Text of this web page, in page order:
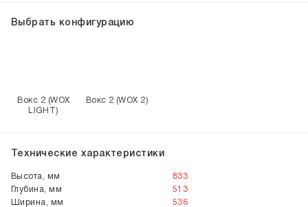
Выбрать конфигурацию
Вокс 2 (WOX
LIGHT)
Вокс 2 (WOX 2)
Технические характеристики
Высота, мм
833
Глубина, мм
513
Ширина, мм
536